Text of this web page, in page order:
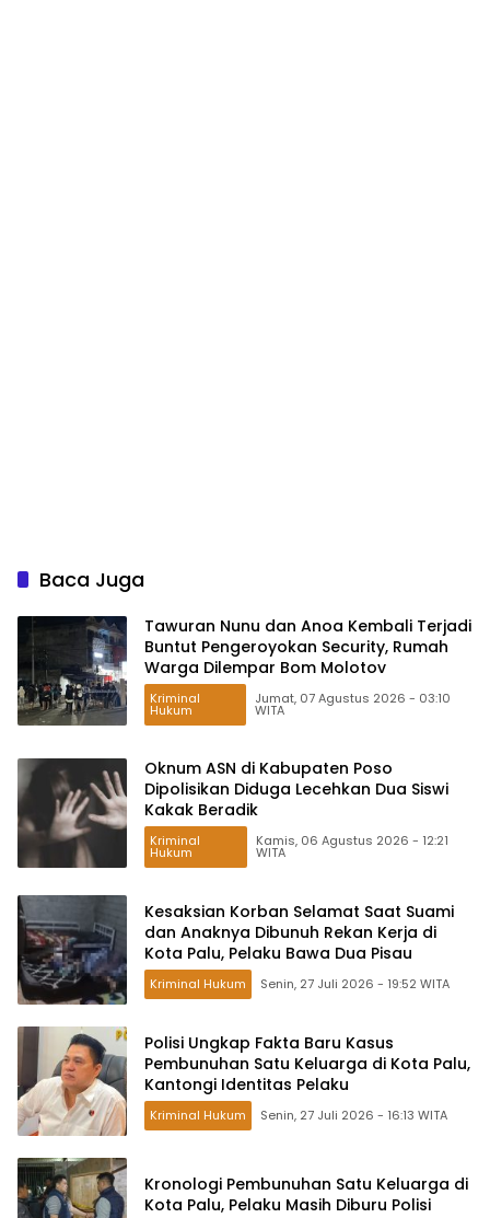
Baca Juga
Tawuran Nunu dan Anoa Kembali Terjadi
Buntut Pengeroyokan Security, Rumah
Warga Dilempar Bom Molotov
Kriminal
Hukum
Jumat, 07 Agustus 2026 - 03:10
WITA
Oknum ASN di Kabupaten Poso
Dipolisikan Diduga Lecehkan Dua Siswi
Kakak Beradik
Kriminal
Hukum
Kamis, 06 Agustus 2026 - 12:21
WITA
Kesaksian Korban Selamat Saat Suami
dan Anaknya Dibunuh Rekan Kerja di
Kota Palu, Pelaku Bawa Dua Pisau
Kriminal Hukum Senin, 27 Juli 2026 - 19:52 WITA
Polisi Ungkap Fakta Baru Kasus
Pembunuhan Satu Keluarga di Kota Palu,
Kantongi Identitas Pelaku
Kriminal Hukum Senin, 27 Juli 2026 - 16:13 WITA
Kronologi Pembunuhan Satu Keluarga di
Kota Palu, Pelaku Masih Diburu Polisi